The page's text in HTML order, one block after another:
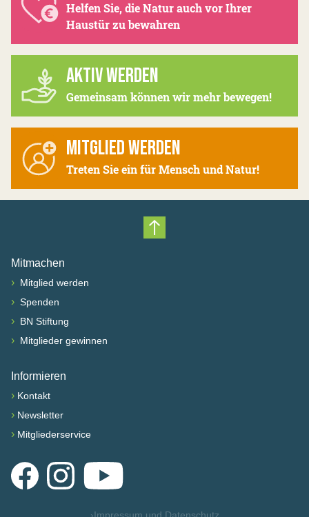
Helfen Sie, die Natur auch vor Ihrer
Haustür zu bewahren
AKTIV WERDEN
Gemeinsam können wir mehr bewegen!
MITGLIED WERDEN
Treten Sie ein für Mensch und Natur!
Nach oben scrollen
Mitmachen
› Mitglied werden
› Spenden
› BN Stiftung
› Mitglieder gewinnen
Informieren
› Kontakt
› Newsletter
› Mitgliederservice
FacebookInstagramYouTube